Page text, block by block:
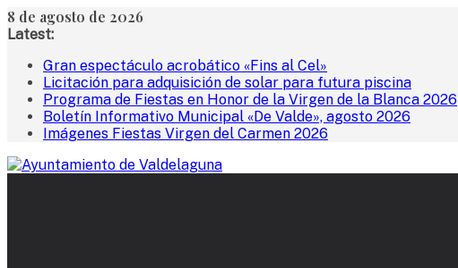
Saltar
al
8 de agosto de 2026
Latest:
Gran espectáculo acrobático «Fins al Cel»
Licitación para adquisición de solar para futura piscina
Programa de Fiestas en Honor de la Virgen de la Blanca 2026
Boletín Informativo Municipal «De Valde», agosto 2026
Imágenes Fiestas Virgen del Carmen 2026